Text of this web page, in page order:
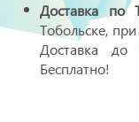
Доставка по
Тобольске,
Доставка до
Бесплатно!